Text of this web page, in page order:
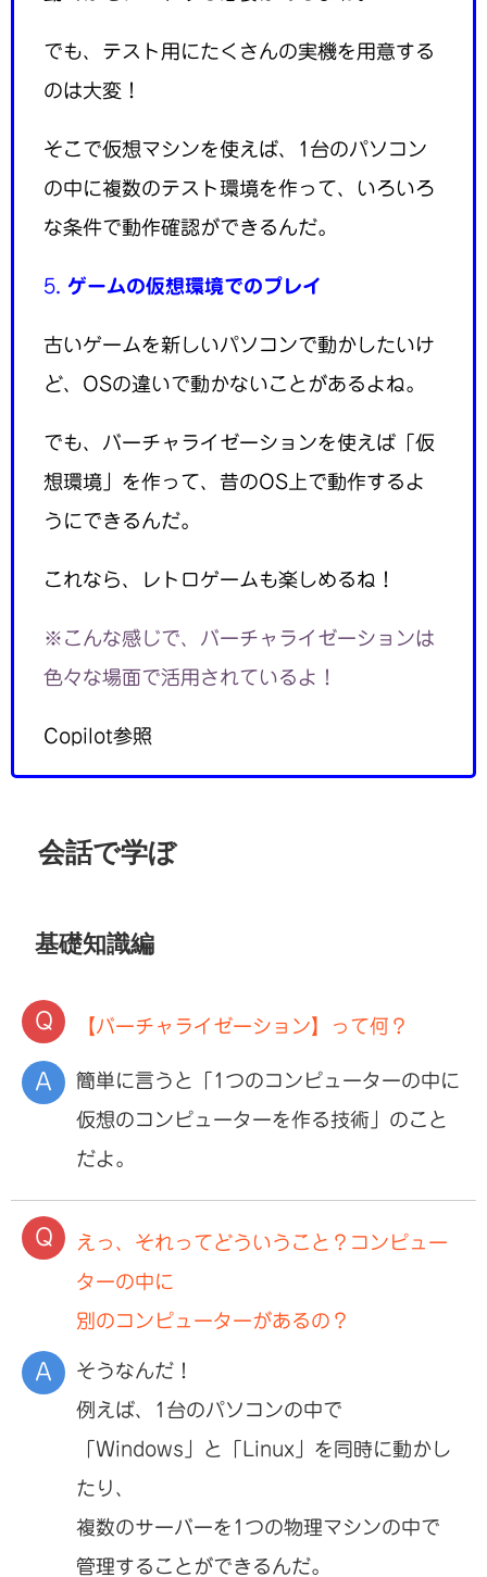
でも、テスト用にたくさんの実機を用意する
のは大変！
そこで仮想マシンを使えば、1台のパソコン
の中に複数のテスト環境を作って、いろいろ
な条件で動作確認ができるんだ。
5. ゲームの仮想環境でのプレイ
古いゲームを新しいパソコンで動かしたいけ
ど、OSの違いで動かないことがあるよね。
でも、バーチャライゼーションを使えば「仮
想環境」を作って、昔のOS上で動作するよ
うにできるんだ。
これなら、レトロゲームも楽しめるね！
※こんな感じで、バーチャライゼーションは
色々な場面で活用されているよ！
Copilot参照
会話で学ぼ
基礎知識編
【バーチャライゼーション】って何？
簡単に言うと「1つのコンピューターの中に
仮想のコンピューターを作る技術」のこと
だよ。
えっ、それってどういうこと？コンピュー
ターの中に
別のコンピューターがあるの？
そうなんだ！
例えば、1台のパソコンの中で
「Windows」と「Linux」を同時に動かし
たり、
複数のサーバーを1つの物理マシンの中で
管理することができるんだ。